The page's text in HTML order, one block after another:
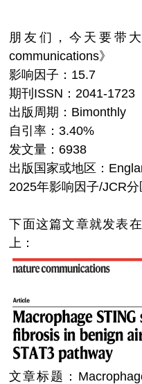
朋友们，今天要带
communications》
影响因子：15.7
期刊ISSN：2041-1723
出版周期：Bimonthly
自引率：3.40%
发文量：6938
出版国家或地区：
2025年影响因子/JCR
下面这篇文章就发表在
上：
文章标题：